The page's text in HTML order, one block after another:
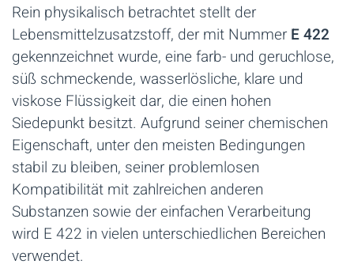
Rein physikalisch betrachtet stellt der
Lebensmittelzusatzstoff, der mit Nummer E 422
gekennzeichnet wurde, eine farb- und geruchlose,
süß schmeckende, wasserlösliche, klare und
viskose Flüssigkeit dar, die einen hohen
Siedepunkt besitzt. Aufgrund seiner chemischen
Eigenschaft, unter den meisten Bedingungen
stabil zu bleiben, seiner problemlosen
Kompatibilität mit zahlreichen anderen
Substanzen sowie der einfachen Verarbeitung
wird E 422 in vielen unterschiedlichen Bereichen
verwendet.